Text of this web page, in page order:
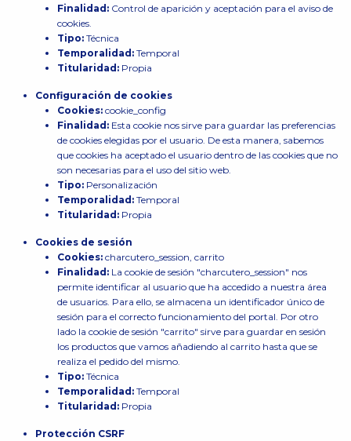
Finalidad: Control de aparición y aceptación para el aviso de
cookies.
Tipo: Técnica
Temporalidad: Temporal
Titularidad: Propia
Configuración de cookies
Cookies: cookie_config
Finalidad: Esta cookie nos sirve para guardar las preferencias
de cookies elegidas por el usuario. De esta manera, sabemos
que cookies ha aceptado el usuario dentro de las cookies que no
son necesarias para el uso del sitio web.
Tipo: Personalización
Temporalidad: Temporal
Titularidad: Propia
Cookies de sesión
Cookies: charcutero_session, carrito
Finalidad: La cookie de sesión "charcutero_session" nos
permite identificar al usuario que ha accedido a nuestra área
de usuarios. Para ello, se almacena un identificador único de
sesión para el correcto funcionamiento del portal. Por otro
lado la cookie de sesión "carrito" sirve para guardar en sesión
los productos que vamos añadiendo al carrito hasta que se
realiza el pedido del mismo.
Tipo: Técnica
Temporalidad: Temporal
Titularidad: Propia
Protección CSRF